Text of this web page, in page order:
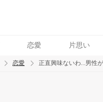
恋愛 片思い
恋愛 正直興味ないわ...男性